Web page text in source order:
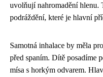
uvolňují nahromadění hlenu.
podráždění, které je hlavní
Samotná inhalace by měla
před spaním. Dítě posadíme
mísa s horkým odvarem.